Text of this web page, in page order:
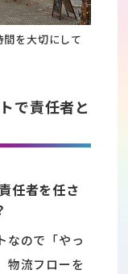
を大切にして
で責任者と
任者を任さ
なので「やっ
物流フローを